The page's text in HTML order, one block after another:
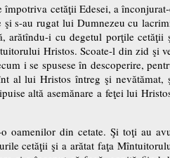
cetăţii Edesei, a
s-au rugat lui Dumnezeu cu
arătîndu-i cu degetul porţile cetăţii
Hristos. Scoate-l din zid şi
i se spusese în descoperire,
al lui Hristos întreg şi nevătămat,
altă asemănare a feţei lui
oamenilor din cetate. Şi toţi au
cetăţii şi a arătat faţa